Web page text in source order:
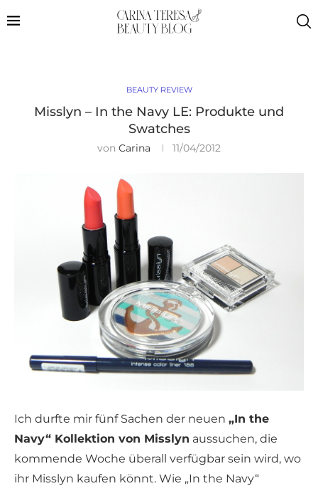
BEAUTY REVIEW
Misslyn – In the Navy LE: Produkte und
Swatches
von Carina 11/04/2012
Ich durfte mir fünf Sachen der neuen „In the
Navy“ Kollektion von Misslyn aussuchen, die
kommende Woche überall verfügbar sein wird, wo
ihr Misslyn kaufen könnt. Wie „In the Navy“